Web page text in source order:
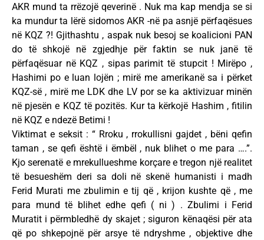
AKR mund ta rrëzojë qeverinë . Nuk ma kap mendja se si
ka mundur ta lërë sidomos AKR -në pa asnjë përfaqësues
në KQZ ?! Gjithashtu , aspak nuk besoj se koalicioni PAN
do të shkojë në zgjedhje për faktin se nuk janë të
përfaqësuar në KQZ , sipas parimit të stupcit ! Mirëpo ,
Hashimi po e luan lojën ; mirë me amerikanë sa i përket
KQZ-së , mirë me LDK dhe LV por se ka aktivizuar minën
në pjesën e KQZ të pozitës. Kur ta kërkojë Hashim , fitilin
në KQZ e ndezë Betimi !
Viktimat e seksit : “ Rroku , rrokullisni gajdet , bëni qefin
taman , se qefi është i ëmbël , nuk blihet o me para ….”.
Kjo serenatë e mrekullueshme korçare e tregon një realitet
të besueshëm deri sa doli në skenë humanisti i madh
Ferid Murati me zbulimin e tij që , krijon kushte që , me
para mund të blihet edhe qefi ( ni ) . Zbulimi i Ferid
Muratit i përmbledhë dy skajet ; siguron kënaqësi për ata
që po shkepojnë për arsye të ndryshme , objektive dhe